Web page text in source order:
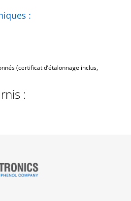
:
(certificat d’étalonnage inclus,
: